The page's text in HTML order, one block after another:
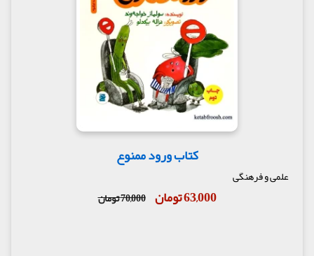
کتاب ورود ممنوع
علمی و فرهنگی
63,000 تومان 70,000 تومان